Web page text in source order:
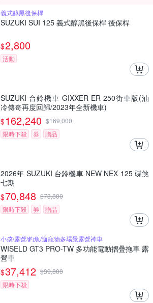
義式醇黑後保桿
SUZUKI SUI 125 義式醇黑後保桿 後保桿
$2,800
活動
SUZUKI 台鈴機車 GIXXER ER 250街車版(油
冷傳奇再度回歸/2023年全新機車)
$162,240 $169,000
限時下殺
券 贈品
2026年 SUZUKI 台鈴機車 NEW NEX 125 碟煞
七期
$70,848 $73,800
限時下殺
券 贈品
小孩/露營/釣魚/遛寵物多場景露營神車
WISELD GT3 PRO-TW 多功能電動摺疊拖車 露
營車
$37,412 $39,800
限時下殺